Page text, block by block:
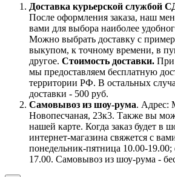
Доставка курьерской службой
После оформления заказа, наш
вами для выбора наиболее
Можно выбрать доставку с
выкупом, к точному времени, в
другое. Стоимость доставки. При
мы предоставляем бесплатную
территории РФ. В остальных
доставки - 500 руб.
Самовывоз из шоу-рума. Адрес:
Новопесчаная, 23к3. Также вы
нашей карте. Когда заказ будет в
интернет-магазина свяжется с
понедельник-пятница 10.00-19.00;
17.00. Самовывоз из шоу-рума -